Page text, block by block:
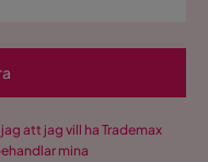
att jag vill ha Trademax
mina